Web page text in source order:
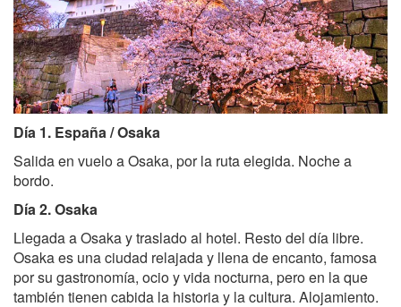
Día 1. España / Osaka
Salida en vuelo a Osaka, por la ruta elegida. Noche a
bordo.
Día 2. Osaka
Llegada a Osaka y traslado al hotel. Resto del día libre.
Osaka es una ciudad relajada y llena de encanto, famosa
por su gastronomía, ocio y vida nocturna, pero en la que
también tienen cabida la historia y la cultura. Alojamiento.